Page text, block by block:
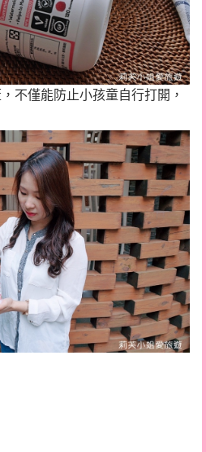
不僅能防止小孩童自行打開，